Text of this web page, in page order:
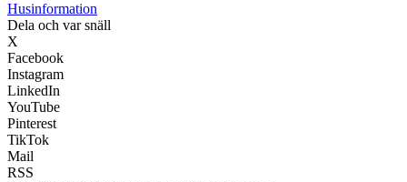
Husinformation
Dela och var snäll
X
Facebook
Instagram
LinkedIn
YouTube
Pinterest
TikTok
Mail
RSS